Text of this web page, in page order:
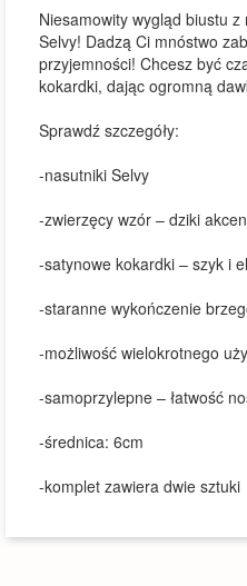
Niesamowity wygląd biustu
Selvy! Dadzą Ci mnóstwo
przyjemności! Chcesz być
kokardki, dając ogromną
Sprawdź szczegóły:
-nasutniki Selvy
-zwierzęcy wzór – dziki
-satynowe kokardki – szyk i
-staranne wykończenie
-możliwość wielokrotnego
-samoprzylepne – łatwość
-średnica: 6cm
-komplet zawiera dwie sztuki